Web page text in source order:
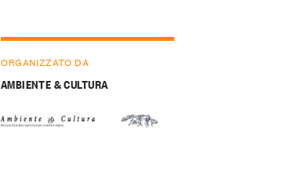
ORGANIZZATO DA
AMBIENTE & CULTURA